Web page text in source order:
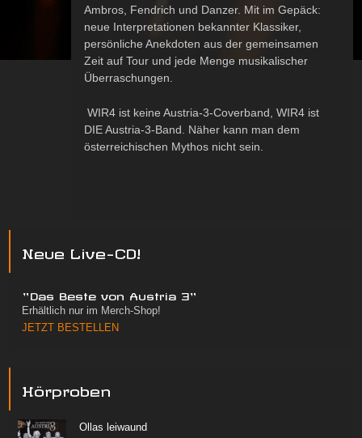
Ambros Fendrich und Danzer. Mit im Gepäck:
neue Interpretationen bekannter Klassiker,
persönliche Anekdoten aus der gemeinsamen
Zeit auf Tour und jede Menge musikalischer
Überraschungen.
WIR4 ist keine Austria-3-Coverband, WIR4 ist
DIE Austria-3-Band . Näher kann man dem
österreichischen Mythos nicht sein.
Neue Live-CD!
"Das Beste von Austria 3"
Erhältlich nur im Merch-Shop!
JETZT BESTELLEN
Hörproben
Ollas leiwaund